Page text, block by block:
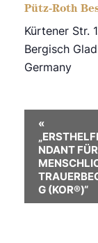
Pütz-Roth
Kürtener Str.
Bergisch
Germany
«
NDANT FÜR
G (KOR®)“